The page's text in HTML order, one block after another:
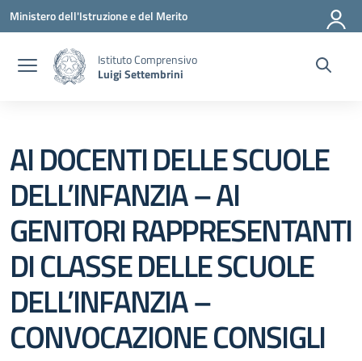
Vai ai contenuti
Vai al menu di navigazione
Vai al footer
Ministero dell'Istruzione e del Merito
Istituto Comprensivo
Luigi Settembrini
AI DOCENTI DELLE SCUOLE
DELL’INFANZIA – AI
GENITORI RAPPRESENTANTI
DI CLASSE DELLE SCUOLE
DELL’INFANZIA –
CONVOCAZIONE CONSIGLI